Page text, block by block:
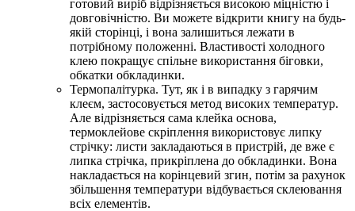
готовий виріб відрізняється високою міцністю і
довговічністю. Ви можете відкрити книгу на будь-
якій сторінці, і вона залишиться лежати в
потрібному положенні. Властивості холодного
клею покращує спільне використання біговки,
обкатки обкладинки.
Термопалітурка. Тут, як і в випадку з гарячим
клеєм, застосовується метод високих температур.
Але відрізняється сама клейка основа,
термоклейове скріплення використовує липку
стрічку: листи закладаються в пристрій, де вже є
липка стрічка, прикріплена до обкладинки. Вона
накладається на корінцевий згин, потім за рахунок
збільшення температури відбувається склеювання
всіх елементів.